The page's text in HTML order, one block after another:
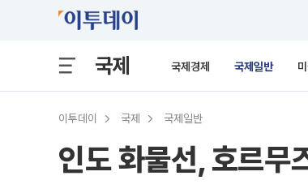
국제 국제경제 국제일반
이투데이 국제 국제일반
인도 화물선, 호르무